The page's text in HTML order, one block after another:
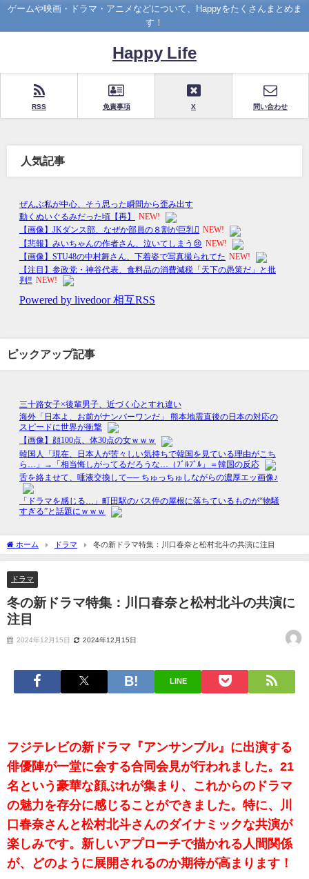
ゲームや映画・ドラマ・アニメなどについて、Happyをたくさんまとめま
す！
Happy Life
RSS 免責事項 X 問い合わせ
人気記事
ピックアップ記事
ホーム ドラマ 冬の新ドラマ特集：川口春奈と松村北斗の共演に注目
ドラマ
冬の新ドラマ特集：川口春奈と松村北斗の共演に
注目
2024年12月15日 2024年12月15日
LINE
フジテレビの新ドラマ『アンサンブル』に出演する
俳優陣が一堂に会する合同会見が行われました。21
名という豪華な顔ぶれが集まり、これからのドラマ
の魅力を存分に感じることができました。特に、川
口春奈さんと松村北斗さんのダイナミックな共演が
楽しみです。新しいアプローチで描かれる人間関係
が、どのように展開されるのか期待が高まります！